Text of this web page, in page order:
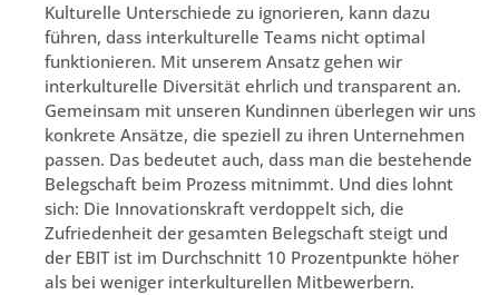
Kulturelle Unterschiede zu ignorieren, kann dazu
führen, dass interkulturelle Teams nicht optimal
funktionieren. Mit unserem Ansatz gehen wir
interkulturelle Diversität ehrlich und transparent an.
Gemeinsam mit unseren Kundinnen überlegen wir uns
konkrete Ansätze, die speziell zu ihren Unternehmen
passen. Das bedeutet auch, dass man die bestehende
Belegschaft beim Prozess mitnimmt. Und dies lohnt
sich: Die Innovationskraft verdoppelt sich, die
Zufriedenheit der gesamten Belegschaft steigt und
der EBIT ist im Durchschnitt 10 Prozentpunkte höher
als bei weniger interkulturellen Mitbewerbern.